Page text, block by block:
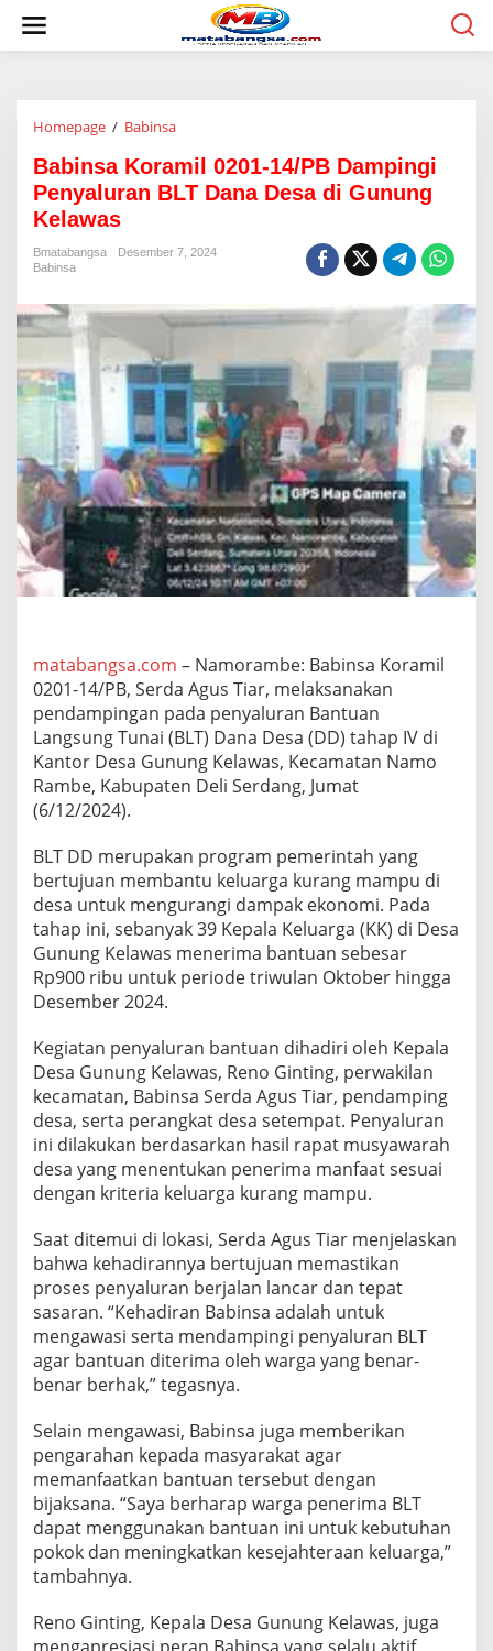
w
Homepage / Babinsa
b
i
n
a
r
a
i
l
2
0
1
-
1
4
/
P
B
D
p
i
n
g
i
P
e
l
u
r
a
n
B
L
n
a
D
e
s
a
d
i
u
n
u
n
g
K
e
a
a
s
Babinsa Koramil 0201-14/PB Dampingi
Penyaluran BLT Dana Desa di Gunung
Kelawas
Bmatabangsa
Desember 7, 2024
Babinsa
matabangsa.com – Namorambe: Babinsa Koramil
0201-14/PB, Serda Agus Tiar, melaksanakan
pendampingan pada penyaluran Bantuan
Langsung Tunai (BLT) Dana Desa (DD) tahap IV di
Kantor Desa Gunung Kelawas, Kecamatan Namo
Rambe, Kabupaten Deli Serdang, Jumat
(6/12/2024).
BLT DD merupakan program pemerintah yang
bertujuan membantu keluarga kurang mampu di
desa untuk mengurangi dampak ekonomi. Pada
tahap ini, sebanyak 39 Kepala Keluarga (KK) di Desa
Gunung Kelawas menerima bantuan sebesar
Rp900 ribu untuk periode triwulan Oktober hingga
Desember 2024.
Kegiatan penyaluran bantuan dihadiri oleh Kepala
Desa Gunung Kelawas, Reno Ginting, perwakilan
kecamatan, Babinsa Serda Agus Tiar, pendamping
desa, serta perangkat desa setempat. Penyaluran
ini dilakukan berdasarkan hasil rapat musyawarah
desa yang menentukan penerima manfaat sesuai
dengan kriteria keluarga kurang mampu.
Saat ditemui di lokasi, Serda Agus Tiar menjelaskan
bahwa kehadirannya bertujuan memastikan
proses penyaluran berjalan lancar dan tepat
sasaran. “Kehadiran Babinsa adalah untuk
mengawasi serta mendampingi penyaluran BLT
agar bantuan diterima oleh warga yang benar-
benar berhak,” tegasnya.
Selain mengawasi, Babinsa juga memberikan
pengarahan kepada masyarakat agar
memanfaatkan bantuan tersebut dengan
bijaksana. “Saya berharap warga penerima BLT
dapat menggunakan bantuan ini untuk kebutuhan
pokok dan meningkatkan kesejahteraan keluarga,”
tambahnya.
Reno Ginting, Kepala Desa Gunung Kelawas, juga